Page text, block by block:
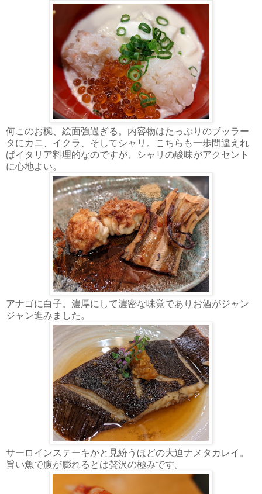
何このお椀、絵面強過ぎる。内容物はたっぷりのブッラー
タにカニ、イクラ、そしてシャリ。こちらも一歩間違えれ
ばイタリア料理的なのですが、シャリの酸味がアクセント
に心地よい。
アナゴに白子。濃厚にして濃密な味覚でありお酒がジャン
ジャン進みました。
サーロインステーキかと見紛うほどの大迫ナメタカレイ。
旨い魚で腹が膨れるとは贅沢の極みです。